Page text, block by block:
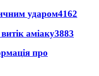
ударом4162
аміаку3883
про